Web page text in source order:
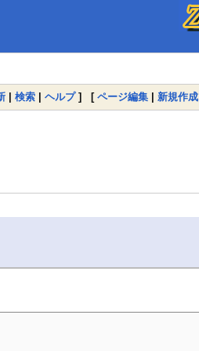
| 検索 | ヘルプ] [ ページ編集 | 新規作成